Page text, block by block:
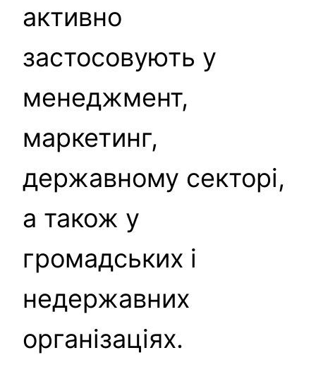
активно
застосовують у
менеджмент,
маркетинг,
державному секторі,
а також у
громадських і
недержавних
організаціях.